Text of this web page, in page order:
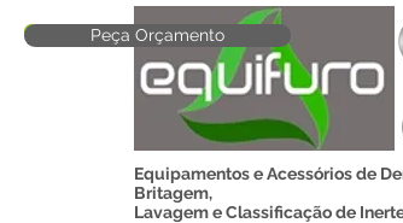
Peça Orçamento
Equipamentos e Acessórios de
Britagem,
Lavagem e Classificação de